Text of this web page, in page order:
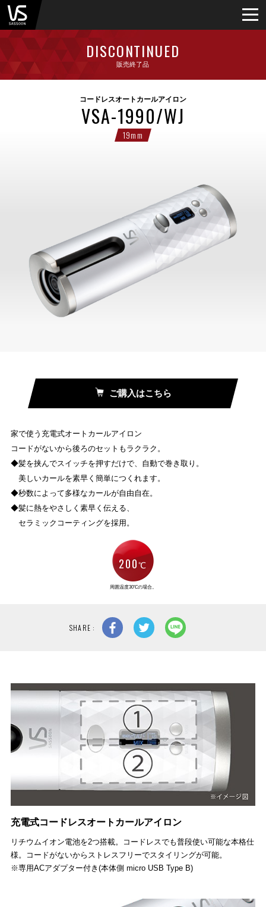
DISCONTINUED
販売終了品
コードレスオートカールアイロン
VSA-1990/WJ
19mm
家で使う充電式オートカールアイロン
コードがないから後ろのセットもラクラク。
◆髪を挟んでスイッチを押すだけで、自動で巻き取り。
美しいカールを素早く簡単につくれます。
◆秒数によって多様なカールが自由自在。
◆髪に熱をやさしく素早く伝える、
セラミックコーティングを採用。
200℃
周囲温度30℃の場合。
ご購入はこちら
SHARE :
充電式コードレスオートカールアイロン
リチウムイオン電池を2つ搭載。コードレスでも普段使い可能な本格仕
様。コードがないからストレスフリーでスタイリングが可能。
※専用ACアダプター付き(本体側 micro USB Type B)